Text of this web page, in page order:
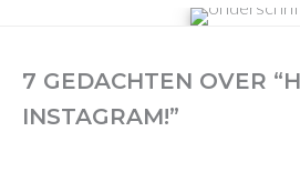
7 GEDACHTEN OVER
INSTAGRAM!”